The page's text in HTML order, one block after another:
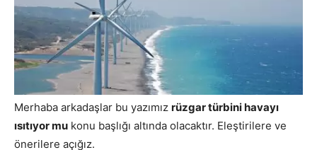
Merhaba arkadaşlar bu yazımız rüzgar türbini havayı
ısıtıyor mu konu başlığı altında olacaktır. Eleştirilere ve
önerilere açığız.